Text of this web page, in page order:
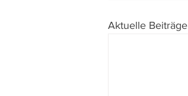
Aktuelle Beiträge